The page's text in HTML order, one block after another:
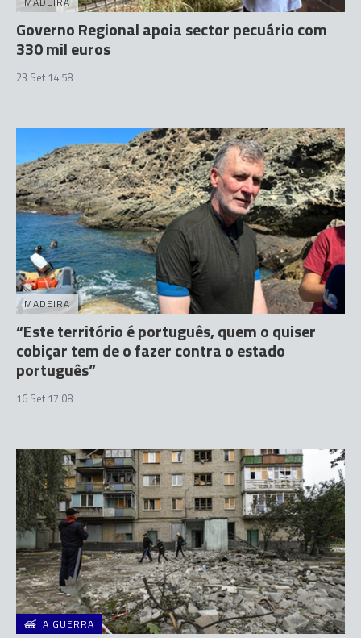
Governo Regional apoia sector pecuário com
330 mil euros
23 Set 14:58
MADEIRA
“Este território é português, quem o quiser
cobiçar tem de o fazer contra o estado
português”
16 Set 17:08
A GUERRA